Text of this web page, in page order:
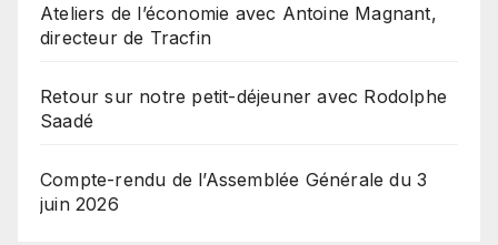
Ateliers de l’économie avec Antoine Magnant,
directeur de Tracfin
Retour sur notre petit-déjeuner avec Rodolphe
Saadé
Compte-rendu de l’Assemblée Générale du 3
juin 2026